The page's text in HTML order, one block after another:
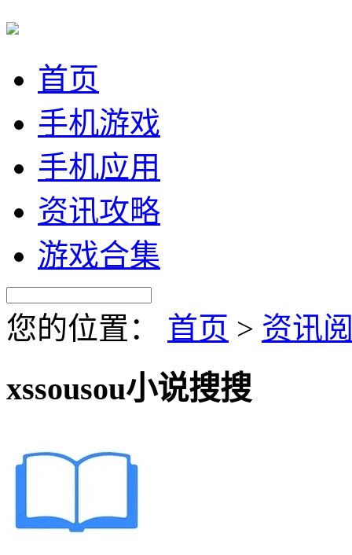
首页
手机游戏
手机应用
资讯攻略
游戏合集
您的位置： 首页 > 资讯
xssousou小说搜搜